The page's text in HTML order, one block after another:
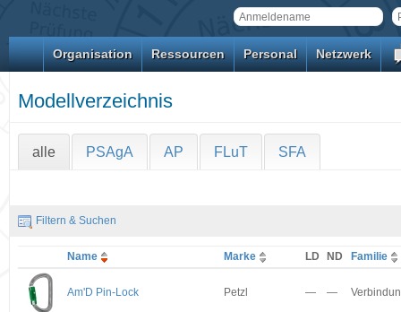
Organisation Ressourcen Personal Netzwerk
Modellverzeichnis
alle PSAgA AP FLuT SFA
Filtern & Suchen
Name Marke LD ND Familie
Am'D Pin-Lock Petzl — —